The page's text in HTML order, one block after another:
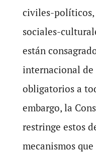
civiles-
sociales-
están
internacional de
obligatorios a
embargo, la
restringe estos
mecanismos